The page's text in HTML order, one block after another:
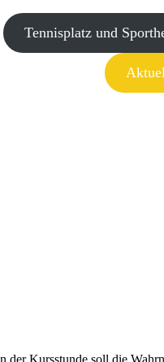
Tennisplatz und
Kursstunde soll die